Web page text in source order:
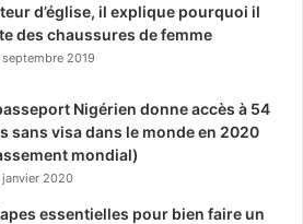
d’église, il explique pourquoi il
des chaussures de femme
septembre 2019
Nigérien donne accès à 54
sans visa dans le monde en 2020
mondial)
janvier 2020
essentielles pour bien faire un